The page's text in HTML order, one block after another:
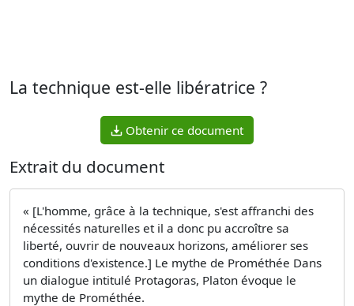
La technique est-elle libératrice ?
Obtenir ce document
Extrait du document
« [L'homme, grâce à la technique, s'est affranchi des
nécessités naturelles et il a donc pu accroître sa
liberté, ouvrir de nouveaux horizons, améliorer ses
conditions d'existence.] Le mythe de Prométhée Dans
un dialogue intitulé Protagoras, Platon évoque le
mythe de Prométhée.